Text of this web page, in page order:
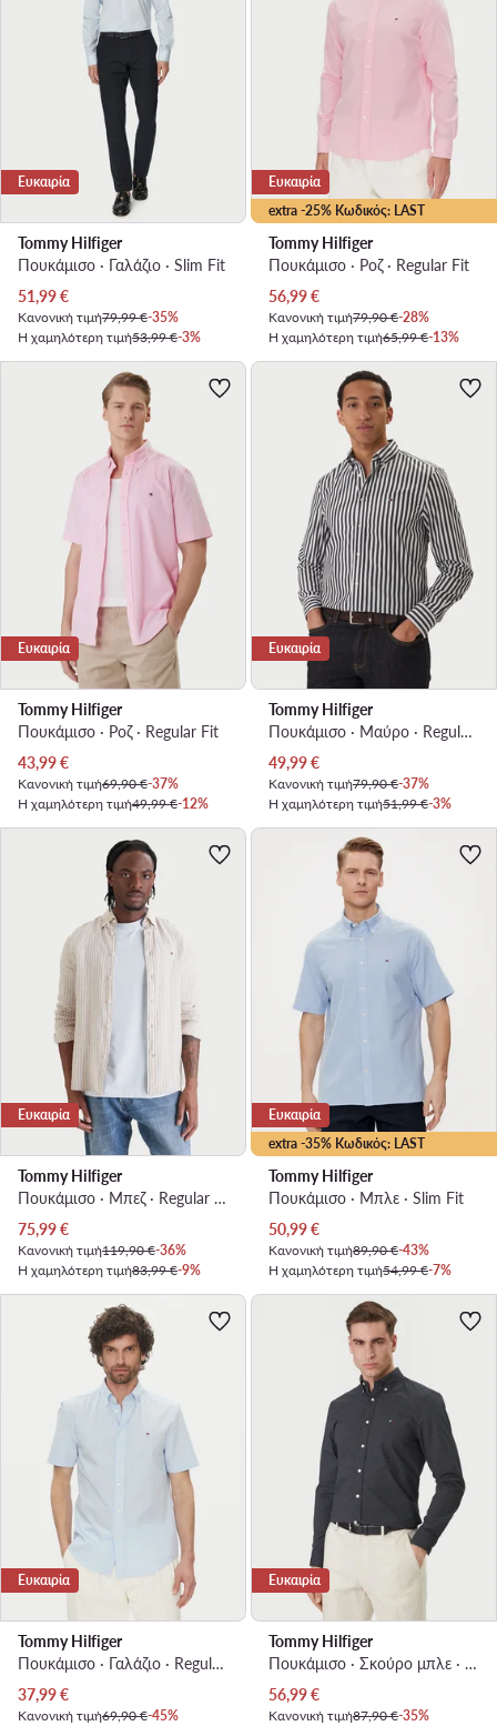
Ευκαιρία
Tommy Hilfiger
Πουκάμισο · Γαλάζιο · Slim Fit
Τρέχουσα τιμή
51,99€
Κανονική τιμή79,99 €-35%
Η χαμηλότερη τιμή53,99 €-3%
extra -25% Κωδικός: LAST
Ευκαιρία
Tommy Hilfiger
Πουκάμισο · Ροζ · Regular Fit
Τρέχουσα τιμή
56,99€
Κανονική τιμή79,90 €-28%
Η χαμηλότερη τιμή65,99 €-13%
Ευκαιρία
Tommy Hilfiger
Πουκάμισο · Ροζ · Regular Fit
Τρέχουσα τιμή
43,99€
Κανονική τιμή69,90 €-37%
Η χαμηλότερη τιμή49,99 €-12%
Ευκαιρία
Tommy Hilfiger
Πουκάμισο · Μαύρο · Regular Fit
Τρέχουσα τιμή
49,99€
Κανονική τιμή79,90 €-37%
Η χαμηλότερη τιμή51,99 €-3%
Ευκαιρία
Tommy Hilfiger
Πουκάμισο · Μπεζ · Regular Fit
Τρέχουσα τιμή
75,99€
Κανονική τιμή119,90 €-36%
Η χαμηλότερη τιμή83,99 €-9%
extra -35% Κωδικός: LAST
Ευκαιρία
Tommy Hilfiger
Πουκάμισο · Μπλε · Slim Fit
Τρέχουσα τιμή
50,99€
Κανονική τιμή89,90 €-43%
Η χαμηλότερη τιμή54,99 €-7%
Ευκαιρία
Tommy Hilfiger
Πουκάμισο · Γαλάζιο · Regular Fit
Τρέχουσα τιμή
37,99€
Κανονική τιμή69,90 €-45%
Ευκαιρία
Tommy Hilfiger
Πουκάμισο · Σκούρο μπλε · Slim Fit
Τρέχουσα τιμή
56,99€
Κανονική τιμή87,90 €-35%